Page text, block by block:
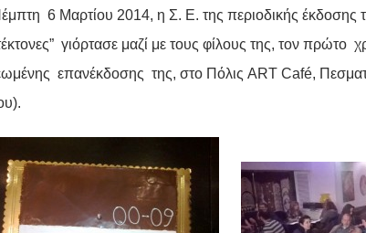
6 Μαρτίου 2014, η Σ. Ε. της περιοδικής
γιόρτασε μαζί με τους φίλους της, τον πρώτο
επανέκδοσης της, στο Πόλις ART Café,